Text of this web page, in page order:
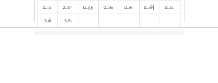
௨௩
௨௪ ௨௫ ௨௬ ௨௭ ௨௮
௨௯
௩௰
௩௧